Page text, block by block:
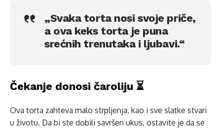
„Svaka torta nosi svoje priče,
a ova keks torta je puna
srećnih trenutaka i ljubavi.“
Čekanje donosi čaroliju ⏳
Ova torta zahteva malo strpljenja, kao i sve slatke stvari
u životu. Da bi ste dobili savršen ukus, ostavite je da se